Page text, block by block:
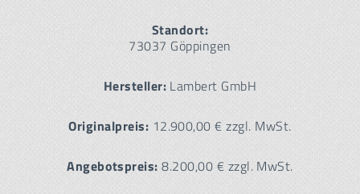
Standort:
73037 Göppingen
Hersteller: Lambert GmbH
Originalpreis: 12.900,00 € zzgl. MwSt.
Angebotspreis: 8.200,00 € zzgl. MwSt.